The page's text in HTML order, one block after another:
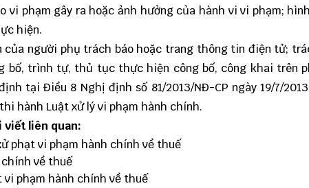
vi phạm gây ra hoặc ảnh hưởng của hành vi vi phạm;
hiện.
người phụ trách báo hoặc trang thông tin điện tử;
bố, trình tự, thủ tục thực hiện công bố, công khai trên
tại Điều 8 Nghị định số 81/2013/NĐ-CP ngày 19/7/
hành Luật xử lý vi phạm hành chính.
viết liên quan:
phạt vi phạm hành chính về thuế
về thuế
phạm hành chính về thuế